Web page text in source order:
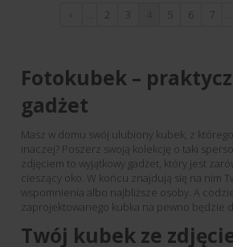
‹
2 3 5 6 7
Fotokubek –
gadżet
Masz w domu swój ulubiony kubek, z
inaczej? Poszerz swoją kolekcję o taki
zdjęciem to wyjątkowy gadżet, który jest
cieszący oko. W końcu znajdują się na nim
wspomnienia albo najbliższe osoby. A
zaprojektowanego kubka na pewno będzie
Twój kubek ze